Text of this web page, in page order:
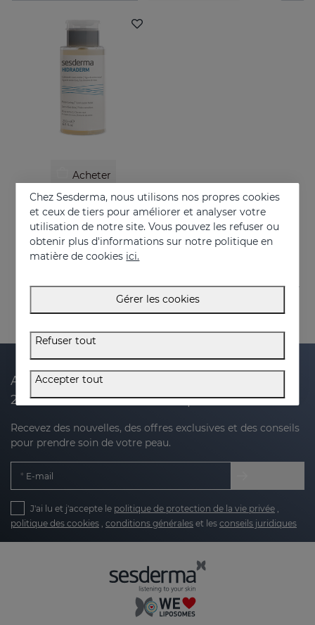
Acheter
HIDRADERM Eau D'avoine-Roses
Lotion tonifiante qui adoucit, décongestionne et nettoie les peaux les plus sensibles et intolérantes
12.95 €
Abonnez-vous à notre newsletter et recevez
20 % de réduction sur votre prochain achat
Recevez des nouvelles, des offres exclusives et des conseils
pour prendre soin de votre peau.
E-mail
J'ai lu et j'accepte le politique de protection de la vie privée ,
politique des cookies , conditions générales et les conseils juridiques
Chez Sesderma, nous utilisons nos propres cookies
et ceux de tiers pour améliorer et analyser votre
utilisation de notre site. Vous pouvez les refuser ou
obtenir plus d'informations sur notre politique en
matière de cookies ici.
Gérer les cookies
Refuser tout
Accepter tout